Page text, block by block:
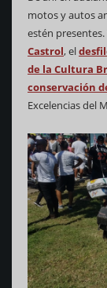
motos y autos
estén presentes.
Castrol, el
de la Cultura
conservación
Excelencias del